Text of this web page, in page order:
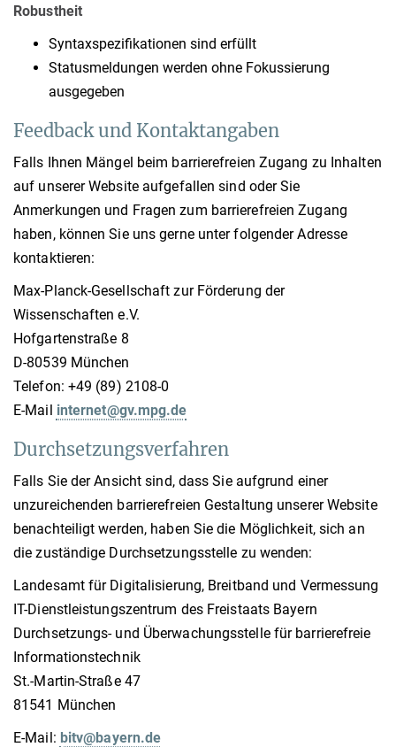
Robustheit
Syntaxspezifikationen sind erfüllt
Statusmeldungen werden ohne Fokussierung
ausgegeben
Feedback und Kontaktangaben
Falls Ihnen Mängel beim barrierefreien Zugang zu Inhalten
auf unserer Website aufgefallen sind oder Sie
Anmerkungen und Fragen zum barrierefreien Zugang
haben, können Sie uns gerne unter folgender Adresse
kontaktieren:
Max-Planck-Gesellschaft zur Förderung der
Wissenschaften e.V.
Hofgartenstraße 8
D-80539 München
Telefon: +49 (89) 2108-0
E-Mail internet@gv.mpg.de
Durchsetzungsverfahren
Falls Sie der Ansicht sind, dass Sie aufgrund einer
unzureichenden barrierefreien Gestaltung unserer Website
benachteiligt werden, haben Sie die Möglichkeit, sich an
die zuständige Durchsetzungsstelle zu wenden:
Landesamt für Digitalisierung, Breitband und Vermessung
IT-Dienstleistungszentrum des Freistaats Bayern
Durchsetzungs- und Überwachungsstelle für barrierefreie
Informationstechnik
St.-Martin-Straße 47
81541 München
E-Mail: bitv@bayern.de